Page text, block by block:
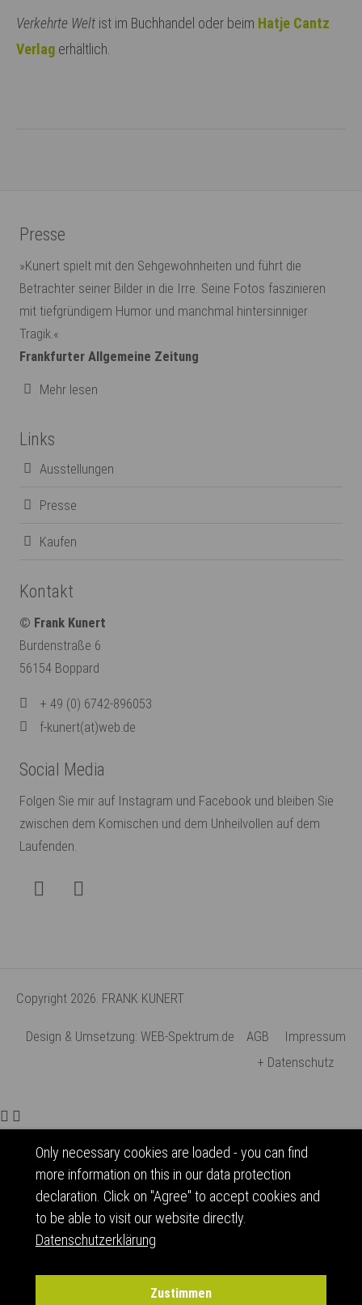
Verkehrte Welt ist im Buchhandel oder beim Hatje Cantz
Verlag erhältlich.
Presse
»Kunert spielt mit den Sehgewohnheiten und führt die
Betrachter seiner Bilder in die Irre. Seine Fotos faszinieren
mit tiefgründigem Humor und manchmal hintersinniger
Tragik.«
Frankfurter Allgemeine Zeitung
Mehr lesen
Links
Ausstellungen
Presse
Kaufen
Kontakt
© Frank Kunert
Burdenstraße 6
56154 Boppard
+ 49 (0) 6742-896053
f-kunert(at)web.de
Social Media
Folgen Sie mir auf Instagram und Facebook und bleiben Sie
zwischen dem Komischen und dem Unheilvollen auf dem
Laufenden.
Copyright 2026. FRANK KUNERT
Design & Umsetzung: WEB-Spektrum.de AGB
Impressum
+ Datenschutz
Only necessary cookies are loaded - you can find
more information on this in our data protection
declaration. Click on "Agree" to accept cookies and
to be able to visit our website directly.
Datenschutzerklärung
Zustimmen